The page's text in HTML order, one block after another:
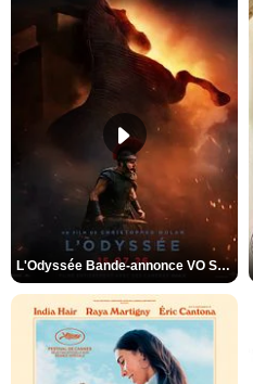
L'Odyssée Bande-annonce VO STFR